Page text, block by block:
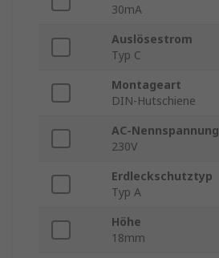
30mA
Auslösestrom
Typ C
Montageart
DIN-Hutschiene
AC-Nennspannung
230V
Erdleckschutztyp
Typ A
Höhe
18mm